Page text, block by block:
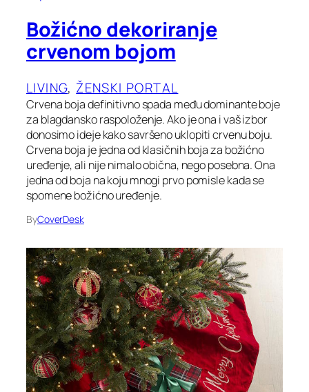
Božićno dekoriranje
crvenom bojom
LIVING, ŽENSKI PORTAL
Crvena boja definitivno spada među dominante boje
za blagdansko raspoloženje. Ako je ona i vaš izbor
donosimo ideje kako savršeno uklopiti crvenu boju.
Crvena boja je jedna od klasičnih boja za božićno
uređenje, ali nije nimalo obična, nego posebna. Ona
jedna od boja na koju mnogi prvo pomisle kada se
spomene božićno uređenje.
ByCoverDesk